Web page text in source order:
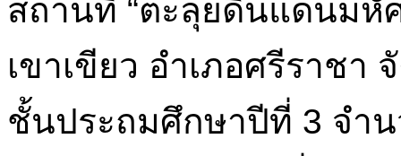
สถานที่ “ตะลุยดินแดนมหั
เขาเขียว อำเภอศรีราชา
ชั้นประถมศึกษาปีที่ 3 จำ